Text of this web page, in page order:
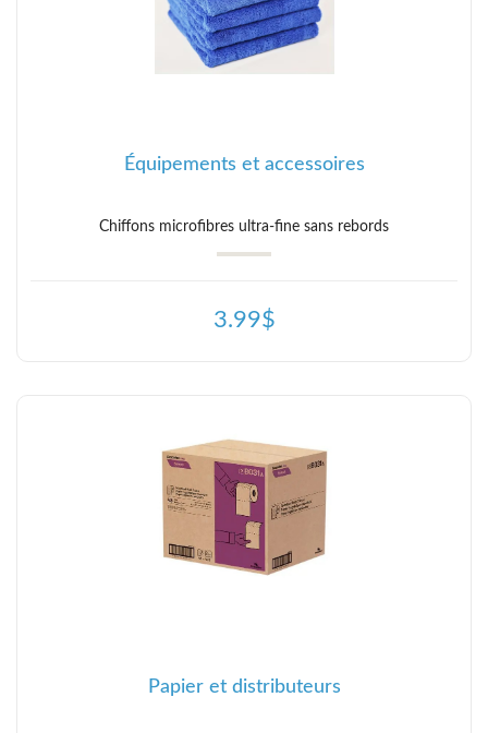
Équipements et accessoires
Chiffons microfibres ultra-fine sans rebords
3.99$
Papier et distributeurs